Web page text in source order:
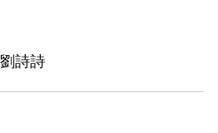
詩詩